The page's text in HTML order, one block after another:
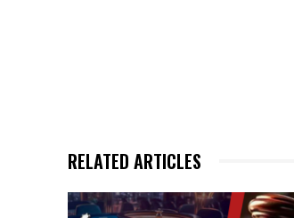
RELATED ARTICLES